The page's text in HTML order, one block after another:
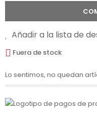
Añadir a la lista de
Fuera de stock
Lo sentimos, no quedan